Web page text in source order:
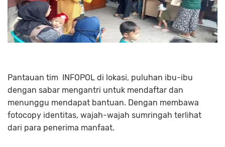
Pantauan tim INFOPOL di lokasi, puluhan ibu-ibu
dengan sabar mengantri untuk mendaftar dan
menunggu mendapat bantuan. Dengan membawa
fotocopy identitas, wajah-wajah sumringah terlihat
dari para penerima manfaat.